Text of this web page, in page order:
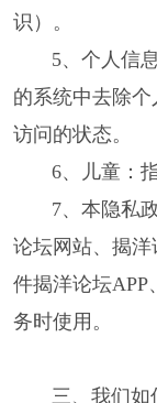
识）。
5、个人信息
的系统中去除个
访问的状态。
6、儿童：指
7、本隐私政
论坛网站、揭
件揭洋论坛APP
务时使用。
三、我们如